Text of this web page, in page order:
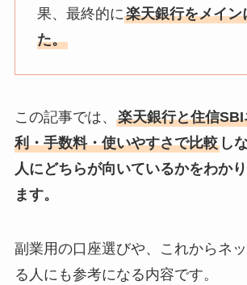
果、最終的に楽天銀行をメイン
た。
この記事では、 楽天銀行と住信
利・手数料・使いやすさで比較し
人にどちらが向いているかをわか
ます。
副業用の口座選びや、これからネ
る人にも参考になる内容です。